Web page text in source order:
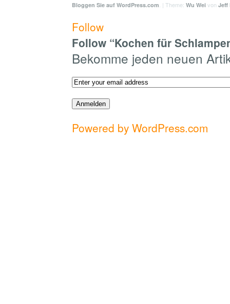
Bloggen Sie auf WordPress.com. | Theme: Wu Wei von Jeff
Follow
Follow “Kochen für
Bekomme jeden neuen
Powered by WordPress.com